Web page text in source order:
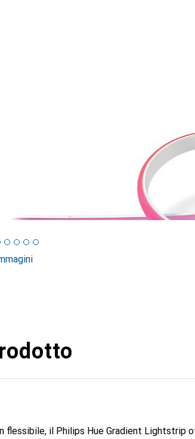
flessibile, il Philips Hue Gradient Lightstrip